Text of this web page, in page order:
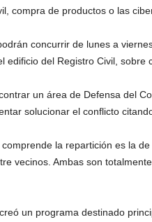
compra de productos o las
concurrir de lunes a
edificio del Registro Civil, sobre
un área de Defensa del
solucionar el conflicto
la repartición es la
vecinos. Ambas son
un programa destinado